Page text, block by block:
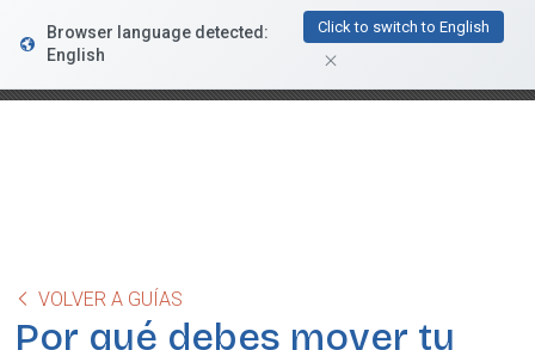
FacturaDirecta
Browser language detected:
English
Click to switch to English
VOLVER A GUÍAS
Por qué debes mover tu